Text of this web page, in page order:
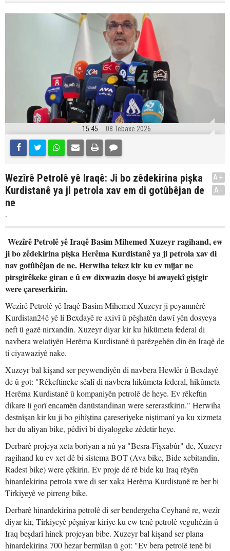
15:45 08 Tebaxe 2026
Wezîrê Petrolê yê Iraqê: Ji bo zêdekirina pişka
Kurdistanê ya ji petrola xav em di gotûbêjan de
ne
.
A+
A-
Wezîrê Petrolê yê Iraqê Basim Mihemed Xuzeyr ragihand, ew
ji bo zêdekirina pişka Herêma Kurdistanê ya ji petrola xav di
nav gotûbêjan de ne. Herwiha tekez kir ku ev mijar ne
pirsgirêkeke giran e û ew dixwazin dosye bi awayekî giştgir
were çareserkirin.
Wezîrê Petrolê yê Iraqê Basim Mihemed Xuzeyr ji peyamnêrê
Kurdistan24ê yê li Bexdayê re axivî û pêşhatên dawî yên dosyeya
neft û gazê nirxandin. Xuzeyr diyar kir ku hikûmeta federal di
navbera welatiyên Herêma Kurdistanê û parêzgehên din ên Iraqê de
ti ciyawaziyê nake.
Xuzeyr bal kişand ser peywendiyên di navbera Hewlêr û Bexdayê
de û got: "Rêkeftineke sêalî di navbera hikûmeta federal, hikûmeta
Herêma Kurdistanê û kompaniyên petrolê de heye. Ev rêkeftin
dikare li gorî encamên danûstandinan were sererastkirin." Herwiha
destnîşan kir ku ji bo gihîştina çareseriyeke niştimanî ya ku xizmeta
her du aliyan bike, pêdivî bi diyalogeke zêdetir heye.
Derbarê projeya xeta boriyan a nû ya "Besra-Fîşxabûr" de, Xuzeyr
ragihand ku ev xet dê bi sîstema BOT (Ava bike, Bide xebitandin,
Radest bike) were çêkirin. Ev proje dê rê bide ku Iraq rêyên
hinardekirina petrola xwe di ser xaka Herêma Kurdistanê re ber bi
Tirkiyeyê ve pirreng bike.
Derbarê hinardekirina petrolê di ser bendergeha Ceyhanê re, wezîr
diyar kir, Tirkiyeyê pêşniyar kiriye ku ew tenê petrolê veguhêzin û
Iraq beşdarî hinek projeyan bibe. Xuzeyr bal kişand ser plana
hinardekirina 700 hezar bermîlan û got: "Ev bera petrolê tenê bi